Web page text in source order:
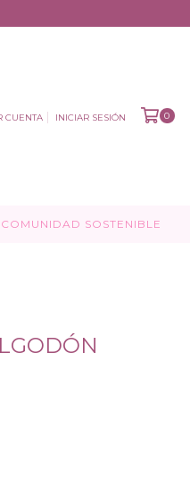
CUENTA INICIAR SESIÓN 0
SOSTENIBLE